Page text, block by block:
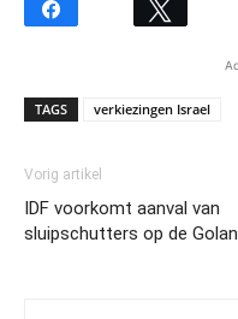
TAGS verkiezingen Israel
Vorig artikel
IDF voorkomt aanval van
sluipschutters op de Golan